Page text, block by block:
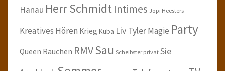
Hanau Herr SchmidtIntimes Jopi Heesters
Kreatives Hören Krieg Kuba Liv TylerMagie Party
Queen Rauchen RMVSau Scheibster privat Sie